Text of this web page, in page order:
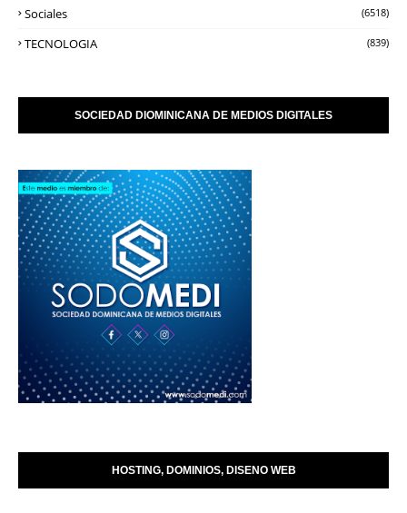
Sociales (6518)
TECNOLOGIA (839)
SOCIEDAD DIOMINICANA DE MEDIOS DIGITALES
HOSTING, DOMINIOS, DISENO WEB